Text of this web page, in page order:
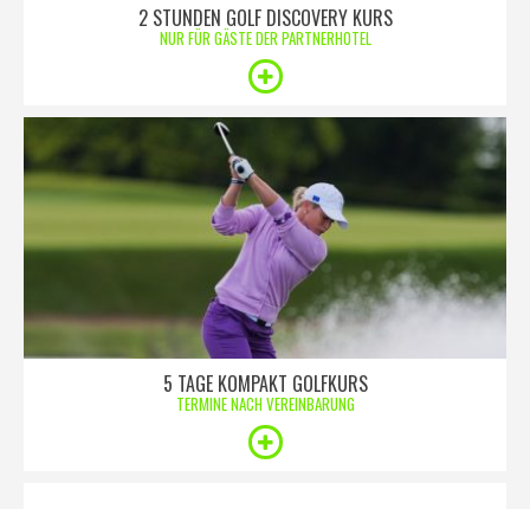
2 STUNDEN GOLF DISCOVERY KURS
NUR FÜR GÄSTE DER PARTNERHOTEL
5 TAGE KOMPAKT GOLFKURS
TERMINE NACH VEREINBARUNG